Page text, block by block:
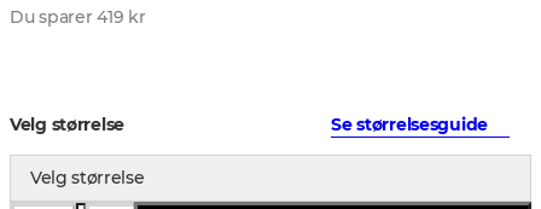
Du sparer 419 kr
Velg størrelse Se størrelsesguide
Velg størrelse